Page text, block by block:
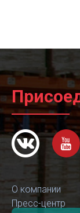
О компании
Пресс-центр